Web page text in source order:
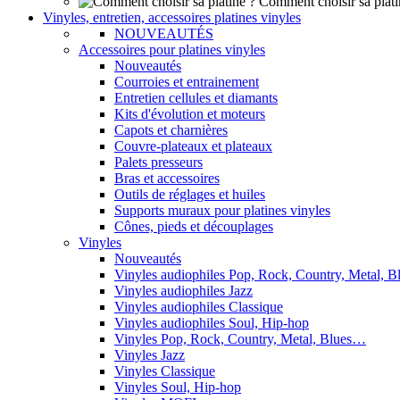
Vinyles, entretien, accessoires platines vinyles
NOUVEAUTÉS
Accessoires pour platines vinyles
Nouveautés
Courroies et entrainement
Entretien cellules et diamants
Kits d'évolution et moteurs
Capots et charnières
Couvre-plateaux et plateaux
Palets presseurs
Bras et accessoires
Outils de réglages et huiles
Supports muraux pour platines vinyles
Cônes, pieds et découplages
Vinyles
Nouveautés
Vinyles audiophiles Pop, Rock, Country, Metal,
Vinyles audiophiles Jazz
Vinyles audiophiles Classique
Vinyles audiophiles Soul, Hip-hop
Vinyles Pop, Rock, Country, Metal, Blues…
Vinyles Jazz
Vinyles Classique
Vinyles Soul, Hip-hop